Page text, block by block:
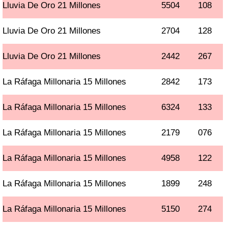
Lluvia De Oro 21 Millones 5504 108
Lluvia De Oro 21 Millones 2704 128
Lluvia De Oro 21 Millones 2442 267
La Ráfaga Millonaria 15 Millones 2842 173
La Ráfaga Millonaria 15 Millones 6324 133
La Ráfaga Millonaria 15 Millones 2179 076
La Ráfaga Millonaria 15 Millones 4958 122
La Ráfaga Millonaria 15 Millones 1899 248
La Ráfaga Millonaria 15 Millones 5150 274